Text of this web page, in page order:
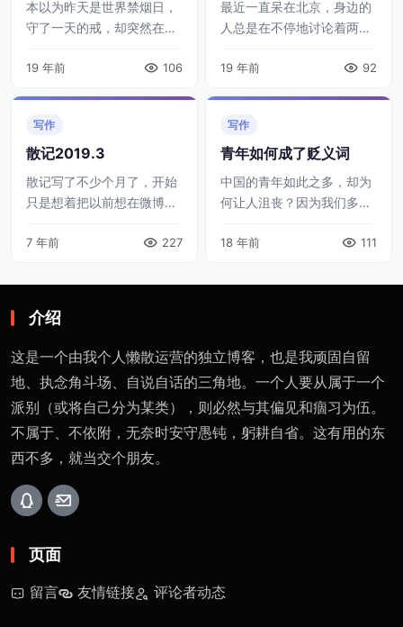
本以为昨天是世界禁烟日，
守了一天的戒，却突然在凌
被告知今天才是禁烟日。事
或者心灵信条，当 ...
19 年前 106
最近一直呆在北京，身边的
人总是在不停地讨论着两个
的交通。 这两个话题已经成
大家总喜 ...
19 年前 92
写作
散记2019.3
散记写了不少个月了，开始
只是想着把以前想在微博写
到这里，免得被删的太厉
来了。 不过，这中间断档也
很严重，与个人空 ...
7 年前 227
写作
青年如何成了贬义词
中国的青年如此之多，却为
何让人沮丧？因为我们多得
多得常常对同根兄弟冷嘲热
人。 青年们，孱弱的丢下爸
18 年前 111
介绍
这是一个由我个人懒散运营的独立博客，也是我顽固自留
地、执念角斗场、自说自话的三角地。一个人要从属于一个
派别（或将自己分为某类），则必然与其偏见和痼习为伍。
不属于、不依附，无奈时安守愚钝，躬耕自省。这有用的东
西不多，就当交个朋友。
页面
留言 友情链接 评论者动态